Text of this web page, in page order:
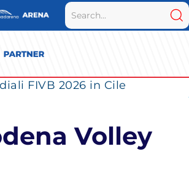
FIVB 2026 in Cile
Volley